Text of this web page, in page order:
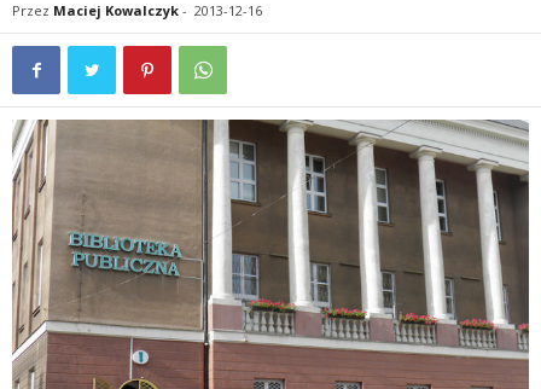
Przez Maciej Kowalczyk - 2013-12-16